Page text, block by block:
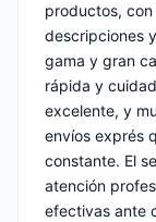
productos,
descripciones
gama y gran
rápida y
excelente, y
envíos exprés
constante. El
atención
efectivas ante